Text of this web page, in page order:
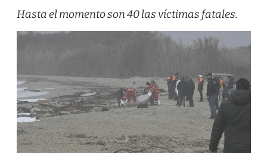
Hasta el momento son 40 las víctimas fatales.